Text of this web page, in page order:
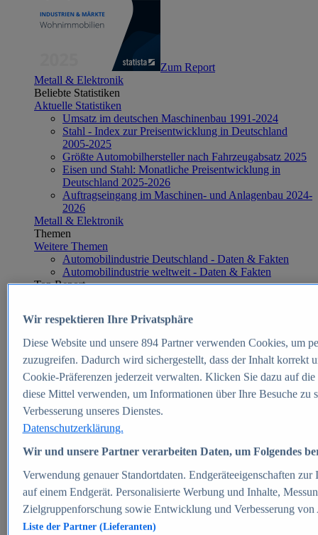
Zum Report
Metall & Elektronik
Beliebte Statistiken
Aktuelle Statistiken
Umsatz im deutschen Maschinenbau 1991-2024
Stahl - Index zur Preisentwicklung in Deutschland
2005-2025
Größte Automobilhersteller nach Fahrzeugabsatz 2025
Eisen und Stahl: Monatliche Preisentwicklung in
Deutschland 2025-2026
Auftragseingang im Maschinen- und Anlagenbau 2024-
2026
Metall & Elektronik
Themen
Weitere Themen
Automobilindustrie Deutschland - Daten & Fakten
Automobilindustrie weltweit - Daten & Fakten
Top Report
Zum Report
E-commerce
Beliebte Statistiken
Aktuelle Statistiken
E-Commerce - Entwicklung des Umsatzes in
Deutschland 1999-2025
Umsatz von Amazon in Deutschland und weltweit
2010-2025
B2C-E-Commerce: Top-50 Online Shops in
Deutschland 2024
Marktanteile von Online-Zahlungsverfahren in
Deutschland 2024
Umsatzstarke Warengruppen im Online-Handel in
Deutschland 2023-2025
Wir respektieren Ihre Privatsphäre
Diese Website und unsere 894Partner verwenden Cookies, um
zuzugreifen. Dadurch wird sichergestellt, dass der Inhalt korrekt
Cookie-Präferenzen jederzeit verwalten. Klicken Sie dazu auf
diese Mittel verwenden, um Informationen über Ihre Besuche
Verbesserung unseres Dienstes.
Datenschutzerklärung.
Wir und unsere Partner verarbeiten Daten, um Folgendes
Verwendung genauer Standortdaten. Endgeräteeigenschaften
auf einem Endgerät. Personalisierte Werbung und Inhalte,
Zielgruppenforschung sowie Entwicklung und Verbesserung von
Liste der Partner (Lieferanten)